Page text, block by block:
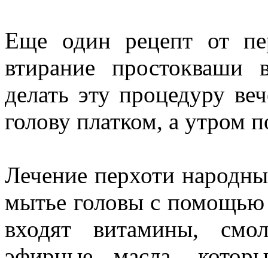
Еще один рецепт от
втирание
делать эту процедуру
голову платком, а утром
Лечение перхоти
мытье головы с помощью
входят витамины,